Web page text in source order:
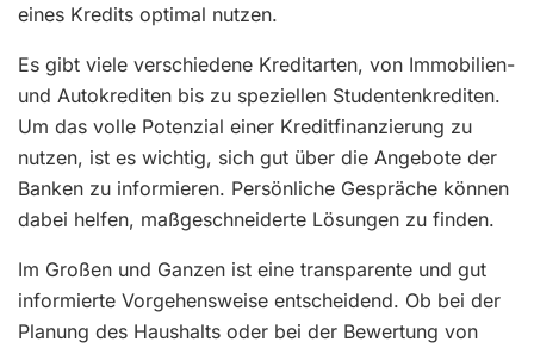
eines Kredits optimal nutzen.
Es gibt viele verschiedene Kreditarten, von Immobilien-
und Autokrediten bis zu speziellen Studentenkrediten.
Um das volle Potenzial einer Kreditfinanzierung zu
nutzen, ist es wichtig, sich gut über die Angebote der
Banken zu informieren. Persönliche Gespräche können
dabei helfen, maßgeschneiderte Lösungen zu finden.
Im Großen und Ganzen ist eine transparente und gut
informierte Vorgehensweise entscheidend. Ob bei der
Planung des Haushalts oder bei der Bewertung von